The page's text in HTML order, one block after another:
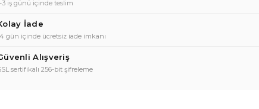
3 iş günü içinde teslim
İade
gün içinde ücretsiz iade imkanı
Alışveriş
sertifikalı 256-bit şifreleme